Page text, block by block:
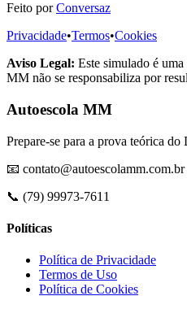
Feito por Conversaz
Privacidade•Termos•Cookies
Aviso Legal: Este simulado é
MM não se responsabiliza por
Autoescola MM
Prepare-se para a prova teórica
📧 contato@autoescolamm.com.br
📞 (79) 99973-7611
Políticas
Política de Privacidade
Termos de Uso
Política de Cookies